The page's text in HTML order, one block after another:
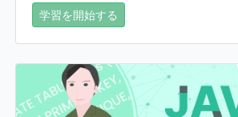
学習を開始する